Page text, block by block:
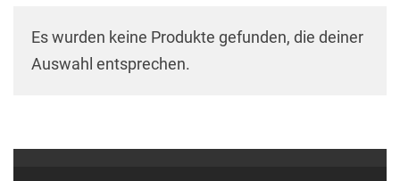
Es wurden keine Produkte gefunden, die deiner
Auswahl entsprechen.